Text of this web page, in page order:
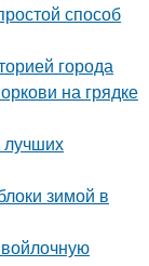
способ
города
на грядке
лучших
зимой в
войлочную